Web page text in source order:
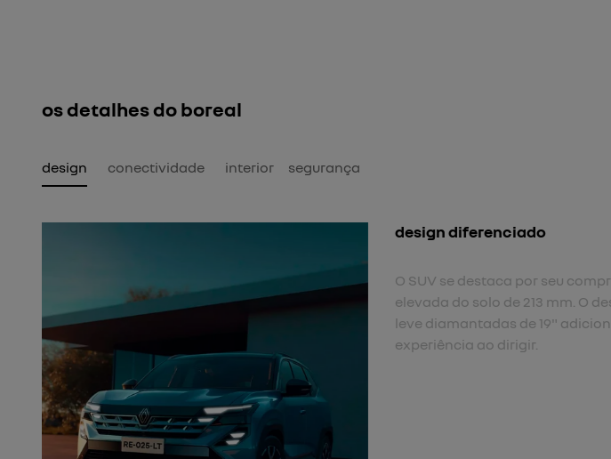
os detalhes do boreal
design conectividade interior segurança